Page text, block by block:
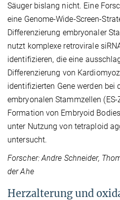
Säuger bislang nicht. Eine
eine Genome-Wide-Screen-
Differenzierung embryonaler
nutzt komplexe retrovirale
identifizieren, die eine
Differenzierung von
identifizierten Gene werden bei
embryonalen Stammzellen (ES-
Formation von Embryoid
unter Nutzung von tetraploid
untersucht.
Forscher: Andre Schneider,
der Ahe
Herzalterung und